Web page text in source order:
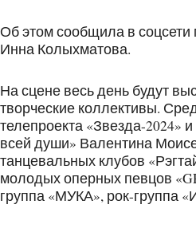
Об этом сообщила в соцсети
Инна Колыхматова.
На сцене весь день будут
творческие коллективы.
телепроекта «Звезда-2024»
всей души» Валентина
танцевальных клубов
молодых оперных певцов
группа «МУКА», рок-группа